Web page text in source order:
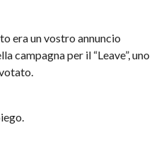
era un vostro annuncio
campagna per il “Leave”, uno